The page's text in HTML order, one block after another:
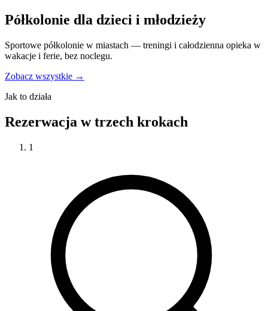
Półkolonie dla dzieci i młodzieży
Sportowe półkolonie w miastach — treningi i całodzienna opieka w
wakacje i ferie, bez noclegu.
Zobacz wszystkie →
Jak to działa
Rezerwacja w trzech krokach
1